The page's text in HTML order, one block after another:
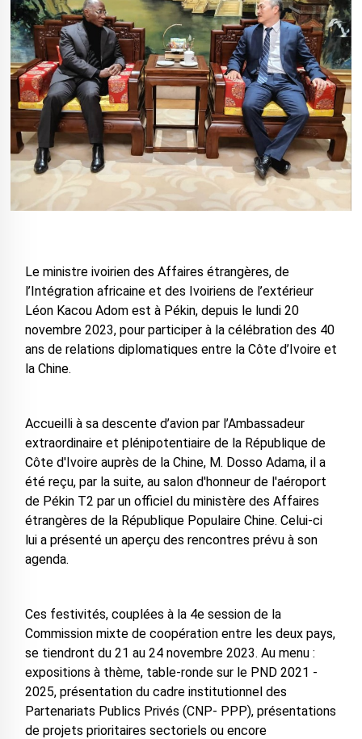
Le ministre ivoirien des Affaires étrangères, de
l’Intégration africaine et des Ivoiriens de l’extérieur
Léon Kacou Adom est à Pékin, depuis le lundi 20
novembre 2023, pour participer à la célébration des 40
ans de relations diplomatiques entre la Côte d’Ivoire et
la Chine.
Accueilli à sa descente d’avion par l’Ambassadeur
extraordinaire et plénipotentiaire de la République de
Côte d'Ivoire auprès de la Chine, M. Dosso Adama, il a
été reçu, par la suite, au salon d'honneur de l'aéroport
de Pékin T2 par un officiel du ministère des Affaires
étrangères de la République Populaire Chine. Celui-ci
lui a présenté un aperçu des rencontres prévu à son
agenda.
Ces festivités, couplées à la 4e session de la
Commission mixte de coopération entre les deux pays,
se tiendront du 21 au 24 novembre 2023. Au menu :
expositions à thème, table-ronde sur le PND 2021 -
2025, présentation du cadre institutionnel des
Partenariats Publics Privés (CNP- PPP), présentations
de projets prioritaires sectoriels ou encore